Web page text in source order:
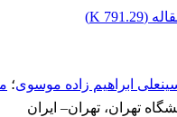
(
791.29 K
)
ابراهیم زاده موسوی؛
تهران، تهران– ایران